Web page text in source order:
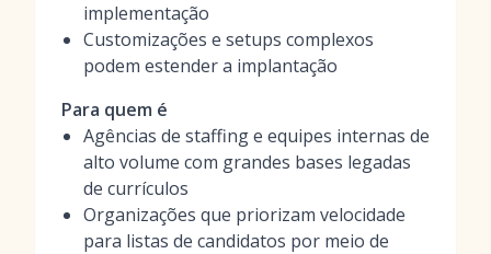
implementação
Customizações e setups complexos
podem estender a implantação
Para quem é
Agências de staffing e equipes internas de
alto volume com grandes bases legadas
de currículos
Organizações que priorizam velocidade
para listas de candidatos por meio de